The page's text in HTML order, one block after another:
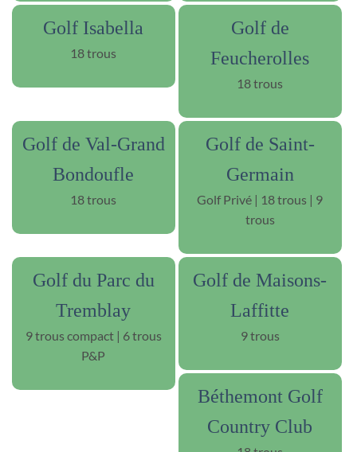
Golf Isabella
18 trous
Golf de
Feucherolles
18 trous
Golf de Val-Grand
Bondoufle
18 trous
Golf de Saint-
Germain
Golf Privé | 18 trous | 9
trous
Golf du Parc du
Tremblay
9 trous compact | 6 trous
P&P
Golf de Maisons-
Laffitte
9 trous
Béthemont Golf
Country Club